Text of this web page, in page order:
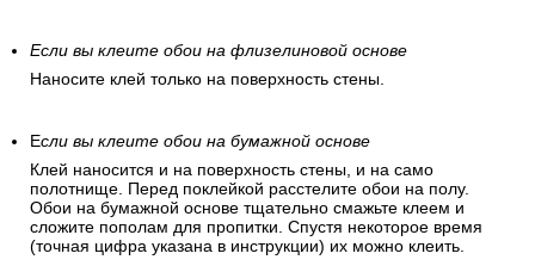
Если вы клеите обои на флизелиновой основе
Наносите клей только на поверхность стены.
Если вы клеите обои на бумажной основе
Клей наносится и на поверхность стены, и на само
полотнище. Перед поклейкой расстелите обои на полу.
Обои на бумажной основе тщательно смажьте клеем и
сложите пополам для пропитки. Спустя некоторое время
(точная цифра указана в инструкции) их можно клеить.